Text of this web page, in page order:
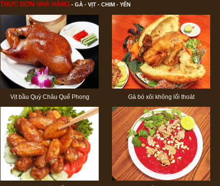
THỰC ĐƠN NHÀ HÀNG - GÀ - VỊT - CHIM - YẾN
Vịt bầu Quỳ Châu Quế Phong Gà bó xôi không lối thoát